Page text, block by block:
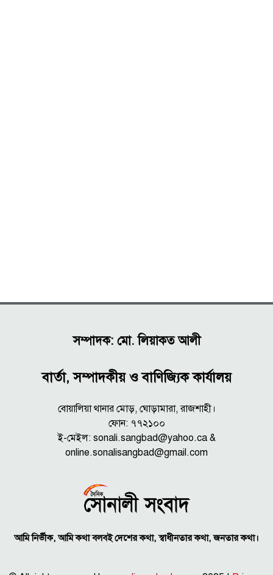
সম্পাদক: মো. লিয়াকত আলী
বার্তা, সম্পাদকীয় ও বাণিজ্যিক কার্যালয়
বোয়ালিয়া থানার মোড়, ঘোড়ামারা, রাজশাহী।
ফোন: ৭৭২১০০
ই-মেইল: sonali.sangbad@yahoo.ca &
online.sonalisangbad@gmail.com
আমি নির্ভীক, আমি কথা বলবই দেশের কথা, স্বাধীনতার কথা, জনতার কথা।